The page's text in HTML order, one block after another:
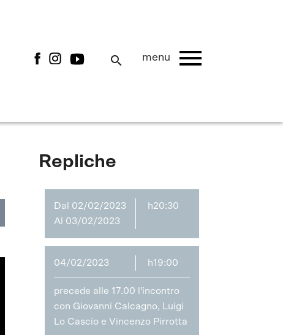
search menu menu
Repliche
Dal 02/02/2023
Al 03/02/2023
h20:30
04/02/2023 h19:00
precede alle 17.00 l'incontro
con Giovanni Calcagno, Luigi
Lo Cascio e Vincenzo Pirrotta